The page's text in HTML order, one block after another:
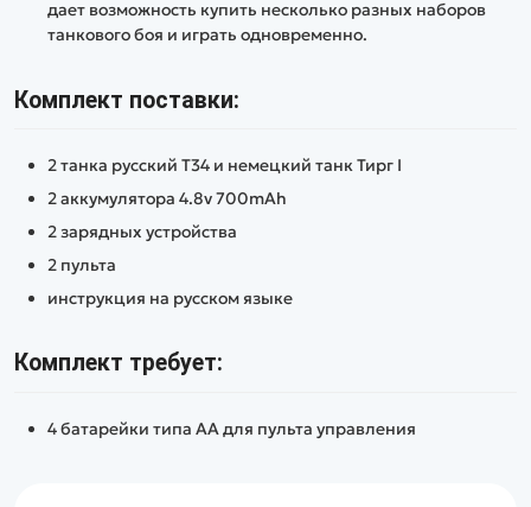
дает возможность купить несколько разных наборов
танкового боя и играть одновременно.
Комплект поставки:
2 танка русский Т34 и немецкий танк Тирг I
2 аккумулятора 4.8v 700mAh
2 зарядных устройства
2 пульта
инструкция на русском языке
Комплект требует:
4 батарейки типа AA для пульта управления